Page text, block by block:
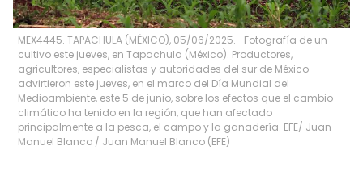
MEX4445. TAPACHULA (MÉXICO), 05/06/2025.- Fotografía de un
cultivo este jueves, en Tapachula (México). Productores,
agricultores, especialistas y autoridades del sur de México
advirtieron este jueves, en el marco del Día Mundial del
Medioambiente, este 5 de junio, sobre los efectos que el cambio
climático ha tenido en la región, que han afectado
principalmente a la pesca, el campo y la ganadería. EFE/ Juan
Manuel Blanco / Juan Manuel Blanco (EFE)